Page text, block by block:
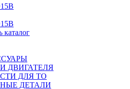
каталог
ДВИГАТЕЛЯ
ДЛЯ ТО
ДЕТАЛИ